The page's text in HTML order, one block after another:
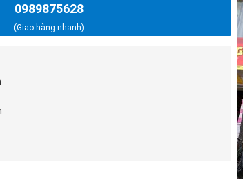
0989875628
(Giao hàng nhanh)